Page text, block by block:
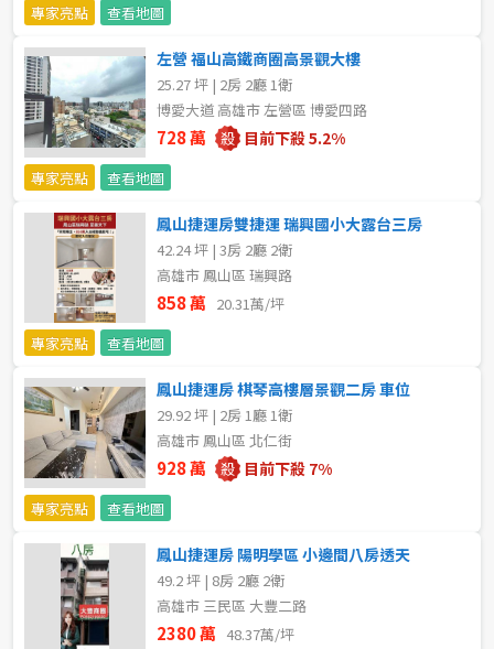
桃園市
新竹市
新竹縣
苗栗縣
台中市
彰化縣
南投縣
雲林縣
嘉義市
嘉義縣
台南市
高雄市
澎湖縣
類型(可複選)
公寓 電梯大樓
別墅 透天厝 樓中樓
農舍
廠辦 倉庫 土地 其他
不拘
20~30 坪
40~50 坪 50~60 坪
60~70 坪
80坪以上
~
專家亮點 查看地圖
左營 福山高鐵商圈高景觀大樓
25.27 坪 | 2房 2廳 1衛
博愛大道 高雄市 左營區 博愛四路
728 萬 目前下殺 5.2%
專家亮點 查看地圖
鳳山捷運房雙捷運 瑞興國小大露台三房
42.24 坪 | 3房 2廳 2衛
高雄市 鳳山區 瑞興路
858 萬 20.31萬/坪
專家亮點
查看地圖
鳳山捷運房 棋琴高樓層景觀二房 車位
29.92 坪 | 2房 1廳 1衛
高雄市 鳳山區 北仁街
928 萬 目前下殺 7%
專家亮點 查看地圖
鳳山捷運房 陽明學區 小邊間八房透天
49.2 坪 | 8房 2廳 2衛
高雄市 三民區 大豐二路
2380 萬 48.37萬/坪